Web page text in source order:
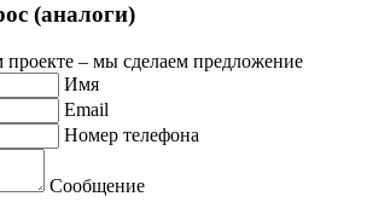
(аналоги)
проекте – мы сделаем предложение
Имя
Email
Номер телефона
Сообщение